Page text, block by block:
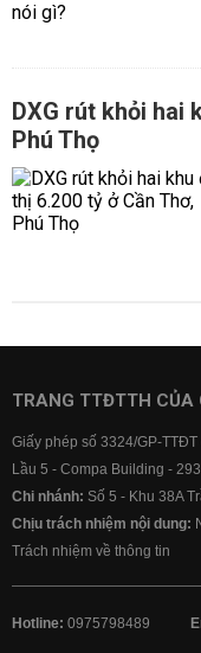
DXG rút khỏi hai
Phú Thọ
TRANG TTĐTTH CỦA
Giấy phép số 3324/GP-
Lầu 5 - Compa Building -
Chi nhánh: Số 5 - Khu 38A
Chịu trách nhiệm nội dung:
Trách nhiệm về thông tin
Hotline: 0975798489